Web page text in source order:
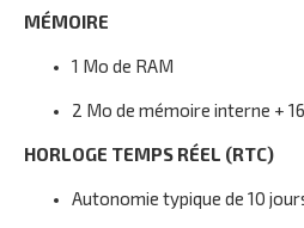
MÉMOIRE
1 Mo de RAM
2 Mo de mémoire interne +
HORLOGE TEMPS RÉEL (RTC)
Autonomie typique de 10